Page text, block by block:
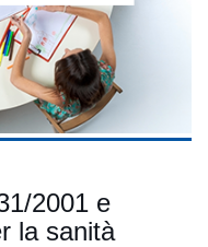
2001 e
la sanità